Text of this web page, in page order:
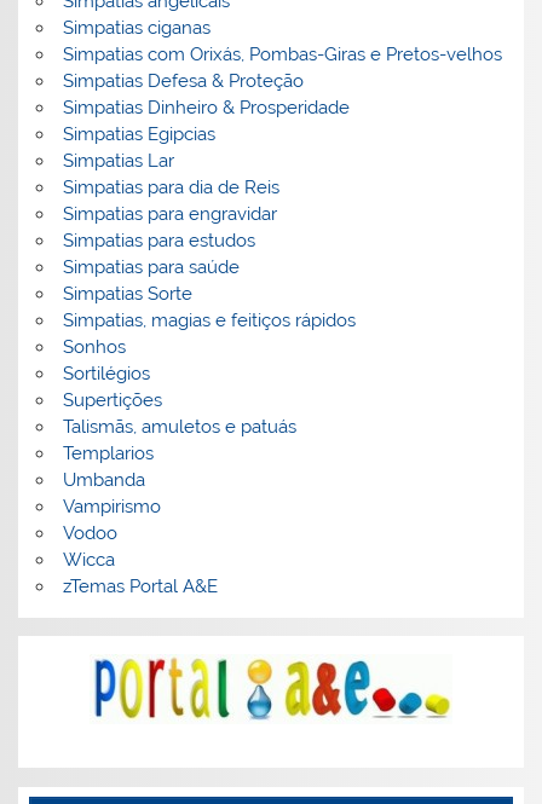
Simpatias ciganas
Simpatias com Orixás, Pombas-Giras e Pretos-velhos
Simpatias Defesa & Proteção
Simpatias Dinheiro & Prosperidade
Simpatias Egipcias
Simpatias Lar
Simpatias para dia de Reis
Simpatias para engravidar
Simpatias para estudos
Simpatias para saúde
Simpatias Sorte
Simpatias, magias e feitiços rápidos
Sonhos
Sortilégios
Supertições
Talismãs, amuletos e patuás
Templarios
Umbanda
Vampirismo
Vodoo
Wicca
zTemas Portal A&E